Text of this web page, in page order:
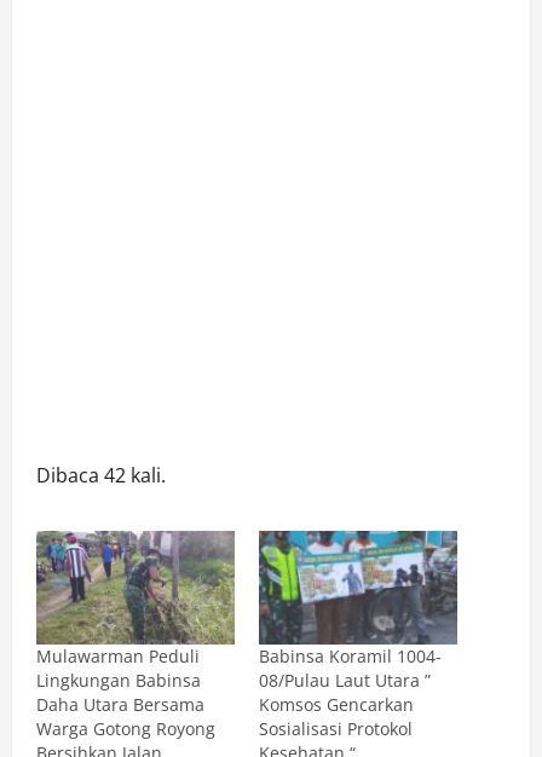
Dibaca 42 kali.
Mulawarman Peduli
Lingkungan Babinsa
Daha Utara Bersama
Warga Gotong Royong
Babinsa Koramil 1004-
08/Pulau Laut Utara ”
Komsos Gencarkan
Sosialisasi Protokol